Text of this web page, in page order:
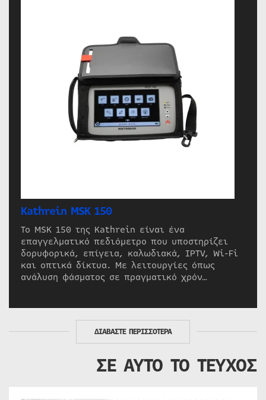
Kathrein MSK 150
Το MSK 150 της Kathrein είναι ένα
επαγγελματικό πεδιόμετρο που υποστηρίζει
δορυφορικά, επίγεια, καλωδιακά, IPTV, Wi-Fi
και οπτικά δίκτυα. Με λειτουργίες όπως
ανάλυση φάσματος σε πραγματικό χρόν…
ΔΙΑΒΑΣΤΕ ΠΕΡΙΣΣΟΤΕΡΑ
ΣΕ ΑΥΤΟ ΤΟ ΤΕΥΧΟΣ